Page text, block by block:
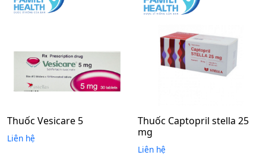
Thuốc Vesicare 5
Liên hệ
Thuốc Captopril stella 25
mg
Liên hệ